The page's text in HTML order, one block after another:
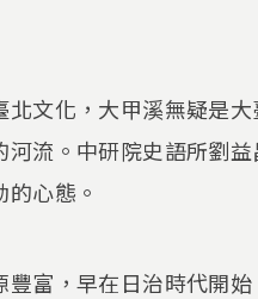
文化，大甲溪無疑是
流。中研院史語所劉
心態。
豐富，早在日治時代開